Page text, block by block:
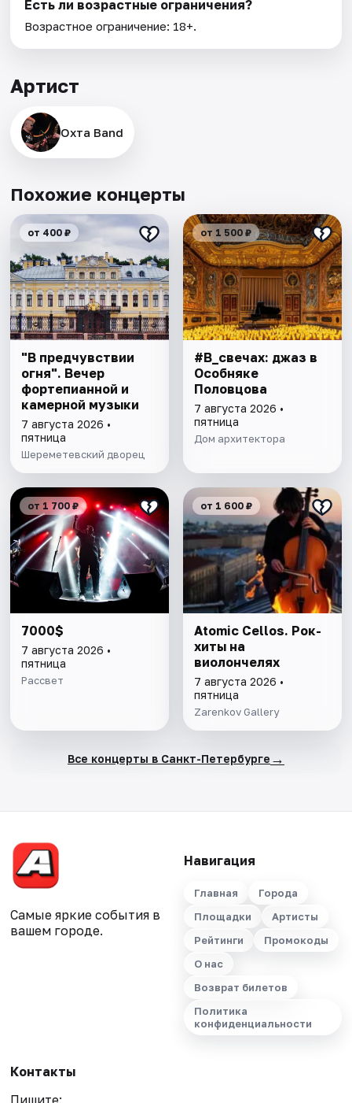
Есть ли возрастные ограничения?
Возрастное ограничение: 18+.
Артист
Охта Band
Похожие концерты
от 400 ₽
"В предчувствии
огня". Вечер
фортепианной и
камерной музыки
7 августа 2026 •
пятница
Шереметевский дворец
от 1 500 ₽
#В_свечах: джаз в
Особняке
Половцова
7 августа 2026 •
пятница
Дом архитектора
от 1 700 ₽
7000$
7 августа 2026 •
пятница
Рассвет
от 1 600 ₽
Atomic Cellos. Рок-
хиты на
виолончелях
7 августа 2026 •
пятница
Zarenkov Gallery
Все концерты в Санкт-Петербурге →
Самые яркие события в
вашем городе.
Навигация
Главная
Города
Площадки
Артисты
Рейтинги
Промокоды
О нас
Возврат билетов
Политика
конфиденциальности
Контакты